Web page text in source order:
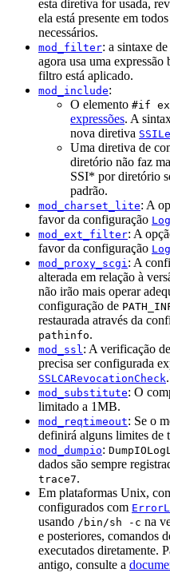
esta diretiva for usada,
ela está presente em
necessários.
mod_filter: a sintaxe de
agora usa uma
filtro está aplicado.
mod_include:
O elemento #if
expressões. A
nova diretiva
Uma diretiva de
diretório não faz
SSI* por diretório
padrão.
mod_charset_lite: A
favor da configuração
mod_ext_filter: A
favor da configuração
mod_proxy_scgi: A
alterada em relação à
não irão mais operar
configuração de
restaurada através da
pathinfo.
mod_ssl: A verificação
precisa ser configurada
SSLCARevocationCheck.
mod_substitute: O
limitado a 1MB.
mod_reqtimeout: Se o
definirá alguns limites de
mod_dumpio:
dados são sempre
trace7.
Em plataformas Unix,
configurados com
usando /bin/sh -c na
e posteriores, comandos
executados diretamente.
antigo, consulte a